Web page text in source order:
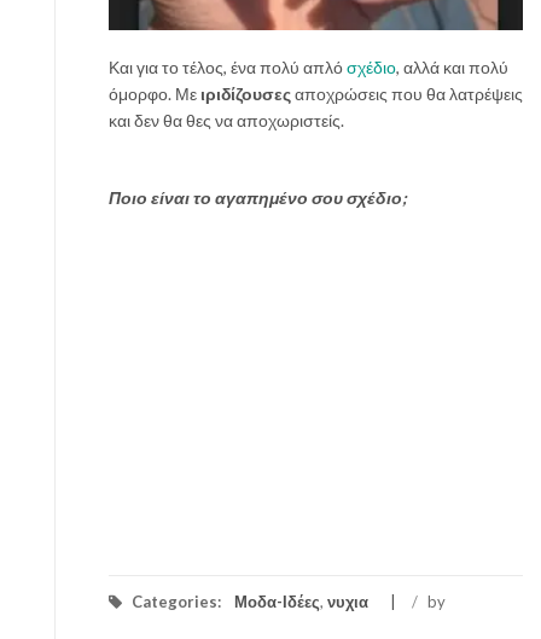
Και για το τέλος, ένα πολύ απλόσχέδιο, αλλά και πολύ
όμορφο. Με ιριδίζουσεςαποχρώσεις που θα λατρέψεις
και δεν θα θες να αποχωριστείς.
Ποιο είναι το αγαπημένο σου σχέδιο;
Categories: Μοδα-Ιδέες, νυχια / by